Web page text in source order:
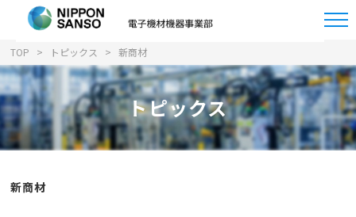
TOP トピックス 新商材
トピックス
新商材